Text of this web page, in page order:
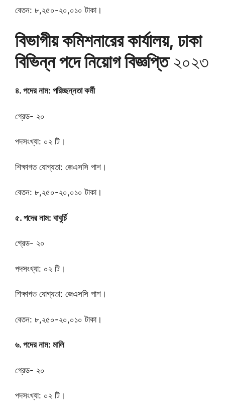
বেতন: ৮,২৫০-২০,০১০ টাকা।
বিভাগীয় কমিশনারের কার্যালয়, ঢাকা
বিভিন্ন পদে নিয়োগ বিজ্ঞপ্তি২০২৩
৪. পদের নাম: পরিচ্ছন্নতা কর্মী
গ্রেড- ২০
পদসংখ্যা: ০২ টি।
শিক্ষাগত যোগ্যতা: জেএসসি পাশ।
বেতন: ৮,২৫০-২০,০১০ টাকা।
৫. পদের নাম: বাবুর্চি
গ্রেড- ২০
পদসংখ্যা: ০২ টি।
শিক্ষাগত যোগ্যতা: জেএসসি পাশ।
বেতন: ৮,২৫০-২০,০১০ টাকা।
৬. পদের নাম: মালি
গ্রেড- ২০
পদসংখ্যা: ০২ টি।